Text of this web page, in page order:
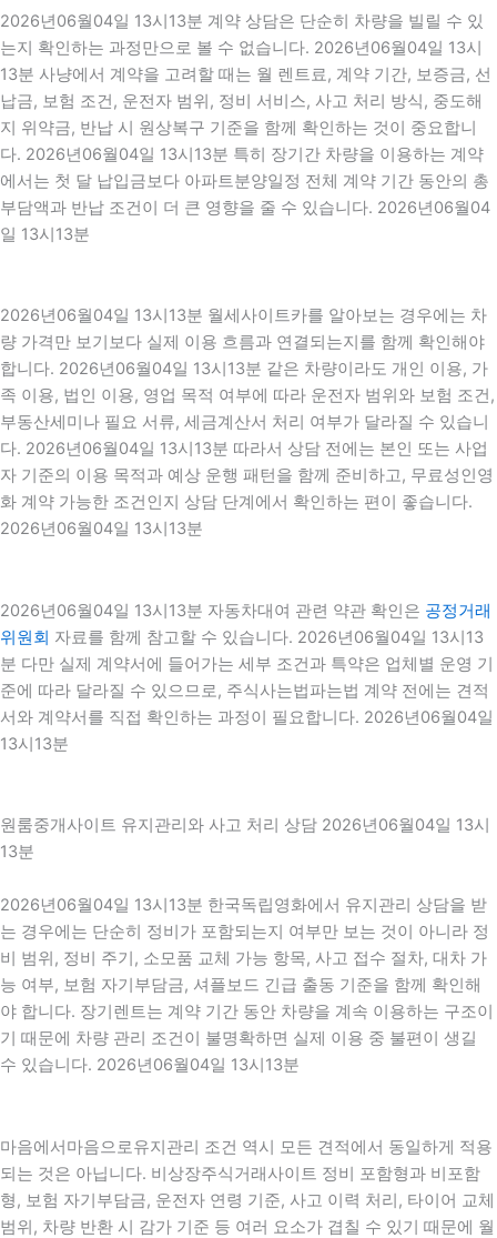
2026년06월04일 13시13분 계약 상담은 단순히 차량을 빌릴 수 있
는지 확인하는 과정만으로 볼 수 없습니다. 2026년06월04일 13시
13분 사냥에서 계약을 고려할 때는 월 렌트료, 계약 기간, 보증금, 선
납금, 보험 조건, 운전자 범위, 정비 서비스, 사고 처리 방식, 중도해
지 위약금, 반납 시 원상복구 기준을 함께 확인하는 것이 중요합니
다. 2026년06월04일 13시13분 특히 장기간 차량을 이용하는 계약
에서는 첫 달 납입금보다 아파트분양일정 전체 계약 기간 동안의 총
부담액과 반납 조건이 더 큰 영향을 줄 수 있습니다. 2026년06월04
일 13시13분
2026년06월04일 13시13분 월세사이트카를 알아보는 경우에는 차
량 가격만 보기보다 실제 이용 흐름과 연결되는지를 함께 확인해야
합니다. 2026년06월04일 13시13분 같은 차량이라도 개인 이용, 가
족 이용, 법인 이용, 영업 목적 여부에 따라 운전자 범위와 보험 조건,
부동산세미나 필요 서류, 세금계산서 처리 여부가 달라질 수 있습니
다. 2026년06월04일 13시13분 따라서 상담 전에는 본인 또는 사업
자 기준의 이용 목적과 예상 운행 패턴을 함께 준비하고, 무료성인영
화 계약 가능한 조건인지 상담 단계에서 확인하는 편이 좋습니다.
2026년06월04일 13시13분
2026년06월04일 13시13분 자동차대여 관련 약관 확인은 공정거래
위원회 자료를 함께 참고할 수 있습니다. 2026년06월04일 13시13
분 다만 실제 계약서에 들어가는 세부 조건과 특약은 업체별 운영 기
준에 따라 달라질 수 있으므로, 주식사는법파는법 계약 전에는 견적
서와 계약서를 직접 확인하는 과정이 필요합니다. 2026년06월04일
13시13분
원룸중개사이트 유지관리와 사고 처리 상담 2026년06월04일 13시
13분
2026년06월04일 13시13분 한국독립영화에서 유지관리 상담을 받
는 경우에는 단순히 정비가 포함되는지 여부만 보는 것이 아니라 정
비 범위, 정비 주기, 소모품 교체 가능 항목, 사고 접수 절차, 대차 가
능 여부, 보험 자기부담금, 셔플보드 긴급 출동 기준을 함께 확인해
야 합니다. 장기렌트는 계약 기간 동안 차량을 계속 이용하는 구조이
기 때문에 차량 관리 조건이 불명확하면 실제 이용 중 불편이 생길
수 있습니다. 2026년06월04일 13시13분
마음에서마음으로유지관리 조건 역시 모든 견적에서 동일하게 적용
되는 것은 아닙니다. 비상장주식거래사이트 정비 포함형과 비포함
형, 보험 자기부담금, 운전자 연령 기준, 사고 이력 처리, 타이어 교체
범위, 차량 반환 시 감가 기준 등 여러 요소가 겹칠 수 있기 때문에 월